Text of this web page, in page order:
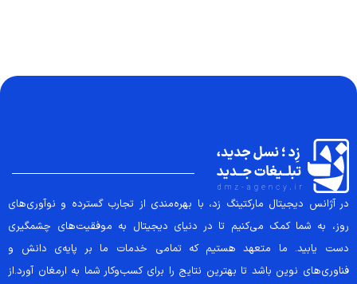
در آژانس دیجیتال مارکتینگ زد، با بهره‌مندی از تجارب گسترده و نوآوری‌های
روز، به شما کمک می‌کنیم تا در دنیای دیجیتال به موفقیت‌های چشمگیری
دست یابید. ما متعهد هستیم که تمامی خدمات ما بر پایه‌ی دانش و
فناوری‌های نوین باشد تا بهترین نتایج را برای کسب‌وکار شما به ارمغان آورد.از